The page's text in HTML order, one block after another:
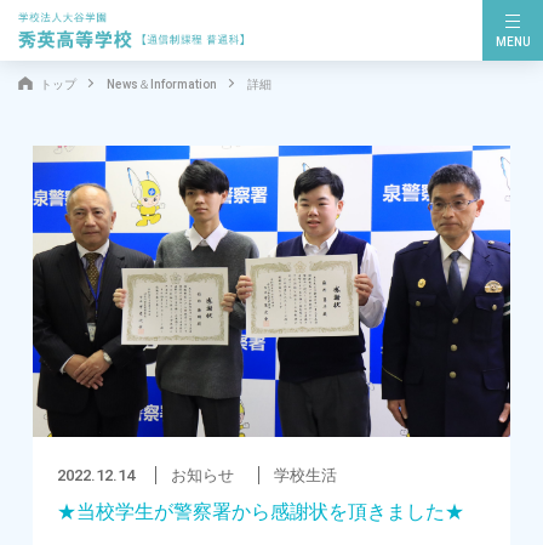
MENU
トップ News＆Information 詳細
2022.12.14 お知らせ 学校生活
★当校学生が警察署から感謝状を頂きました★